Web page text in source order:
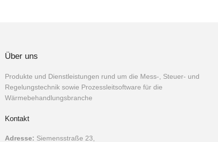
Über uns
Produkte und Dienstleistungen rund um die Mess-, Steuer- und
Regelungstechnik sowie Prozessleitsoftware für die
Wärmebehandlungsbranche
Kontakt
Adresse: Siemensstraße 23,